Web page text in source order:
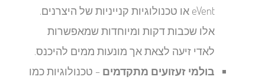
eVent או טכנולוגיות קנייניות של היצרנים.
אלו שכבות דקות ומיוחדות שמאפשרות
לאדי זיעה לצאת אך מונעות ממים להיכנס.
בולמי זעזועים מתקדמים– טכנולוגיות כמו